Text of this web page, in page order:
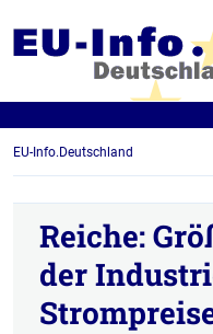
EU-Info.Deutschland
Reiche:
der